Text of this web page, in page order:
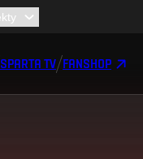
SPARTA TV FANSHOP